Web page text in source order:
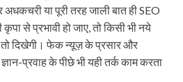
अधकचरी या पूरी तरह जाली बात ही SEO
से प्रभावी हो जाए, तो किसी भी नये
तो दिखेगी। फेक न्यूज़ के प्रसार और
प्रवाह के पीछे भी यही तर्क काम करता